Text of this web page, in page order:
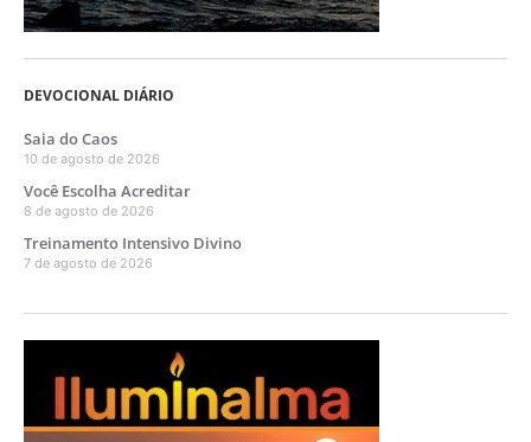
DEVOCIONAL DIÁRIO
Saia do Caos
10 de agosto de 2026
Você Escolha Acreditar
8 de agosto de 2026
Treinamento Intensivo Divino
7 de agosto de 2026